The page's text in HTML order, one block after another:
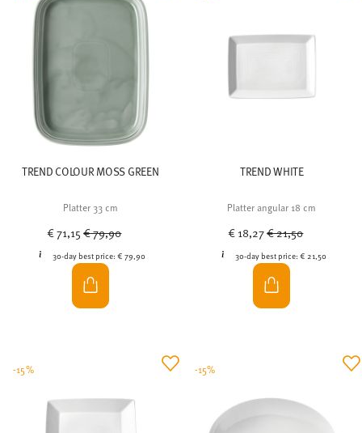
TREND COLOUR MOSS GREEN
Platter 33 cm
€ 71,15Price reduced from
€ 79,90
30-day best price:€ 79,90
TREND WHITE
Platter angular 18 cm
€ 18,27Price reduced from
€ 21,50
30-day best price: € 21,50
-15% -15%